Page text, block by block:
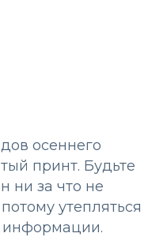
осеннего
принт. Будьте
ни за что не
утепляться
информации.